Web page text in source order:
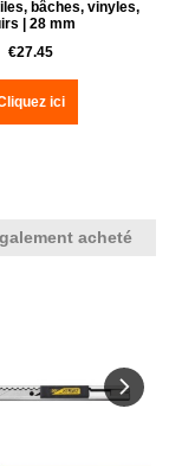
bâches, vinyles,
| 28 mm
€27.45
ici
acheté